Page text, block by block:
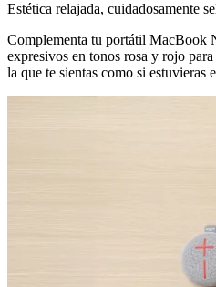
Estética relajada, cuidadosamente
Complementa tu portátil MacBook
expresivos en tonos rosa y rojo
la que te sientas como si estuvieras